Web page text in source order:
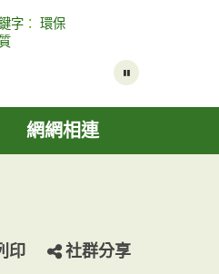
字 ：環保
網網相連
印 社群分享